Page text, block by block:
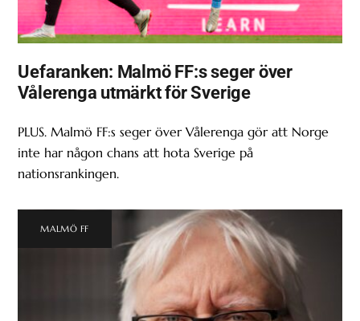
Uefaranken: Malmö FF:s seger över
Vålerenga utmärkt för Sverige
PLUS. Malmö FF:s seger över Vålerenga gör att Norge
inte har någon chans att hota Sverige på
nationsrankingen.
MALMÖ FF